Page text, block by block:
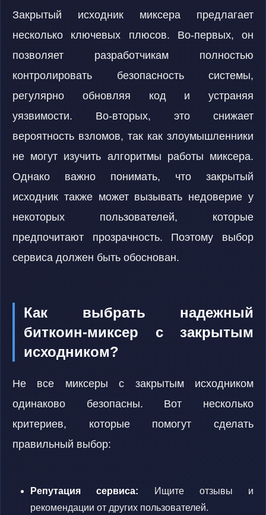
Закрытый исходник миксера предлагает
несколько ключевых плюсов. Во-первых, он
позволяет разработчикам полностью
контролировать безопасность системы,
регулярно обновляя код и устраняя
уязвимости. Во-вторых, это снижает
вероятность взломов, так как злоумышленники
не могут изучить алгоритмы работы миксера.
Однако важно понимать, что закрытый
исходник также может вызывать недоверие у
некоторых пользователей, которые
предпочитают прозрачность. Поэтому выбор
сервиса должен быть обоснован.
Как выбрать надежный
биткоин-миксер с закрытым
исходником?
Не все миксеры с закрытым исходником
одинаково безопасны. Вот несколько
критериев, которые помогут сделать
правильный выбор:
Репутация сервиса: Ищите отзывы и
рекомендации от других пользователей.